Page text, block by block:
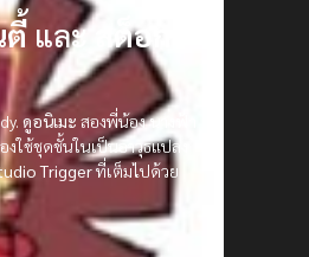
ตี้ และ สต็อก
ดูอนิเมะ สองพี่น้องนางฟ้า
งใช้ชุดชั้นในเป็นอาวุธแปลง
Triggerที่เต็มไปด้วย